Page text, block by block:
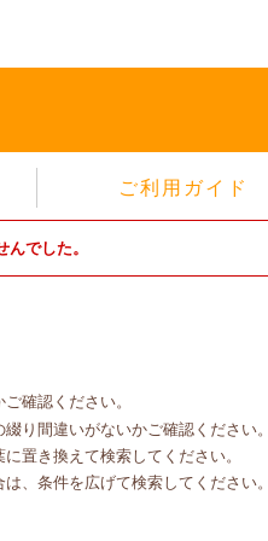
ご利用ガイド
当サイトについて
特定商取引法に基づく表示
よくあるご質問
でした。
確認ください。
り間違いがないかご確認ください。
置き換えて検索してください。
、条件を広げて検索してください。